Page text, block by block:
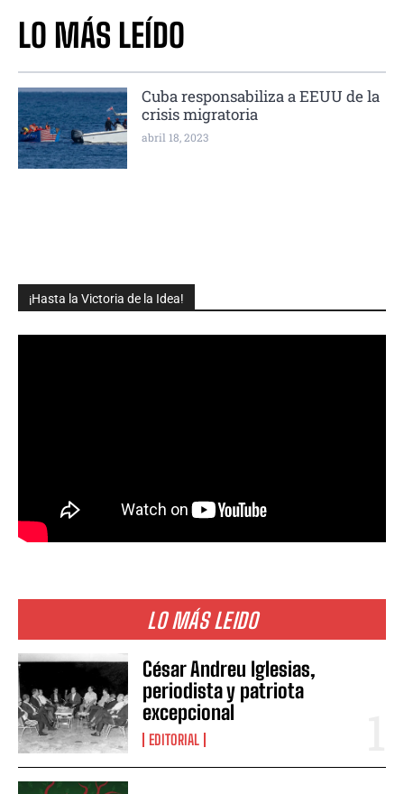
¡Hasta la Victoria de la Idea!
LO MÁS LEIDO
César Andreu Iglesias,
periodista y patriota
excepcional
EDITORIAL
LO MÁS LEÍDO
Cuba responsabiliza a EEUU de la
crisis migratoria
abril 18, 2023